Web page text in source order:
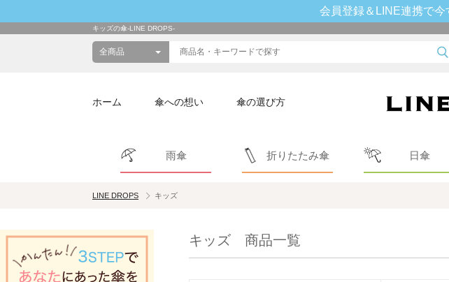
会員登録＆LINE連携で
キッズの傘-LINE DROPS-
ホーム 傘への想い 傘の選び方
雨傘 折りたたみ傘 日傘
LINE DROPS キッズ
キッズ 商品一覧